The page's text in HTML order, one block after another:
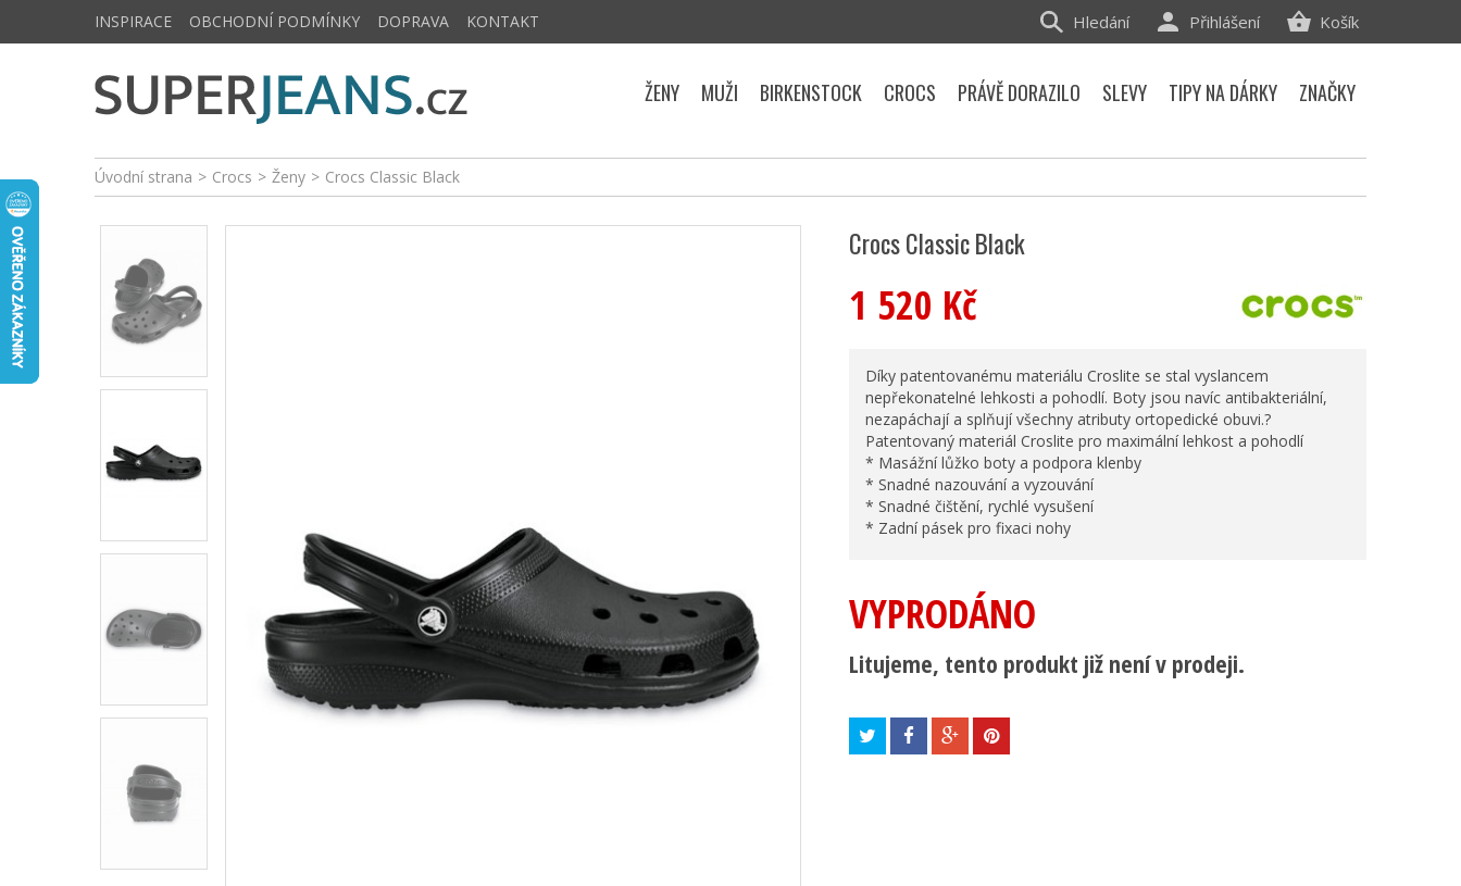
Úvodní strana > Crocs > Ženy > Crocs Classic Black
Crocs Classic Black
1 520 Kč
Díky patentovanému materiálu Croslite se stal vyslancem
nepřekonatelné lehkosti a pohodlí. Boty jsou navíc antibakteriální,
nezapáchají a splňují všechny atributy ortopedické obuvi.?
Patentovaný materiál Croslite pro maximální lehkost a pohodlí
* Masážní lůžko boty a podpora klenby
* Snadné nazouvání a vyzouvání
* Snadné čištění, rychlé vysušení
* Zadní pásek pro fixaci nohy
VYPRODÁNO
Litujeme, tento produkt již není v prodeji.
INSPIRACE OBCHODNÍ PODMÍNKY DOPRAVA KONTAKT Košík
Přihlášení
Hledání
ŽENY MUŽI BIRKENSTOCK CROCS PRÁVĚ DORAZILO SLEVY TIPY NA DÁRKY ZNAČKY